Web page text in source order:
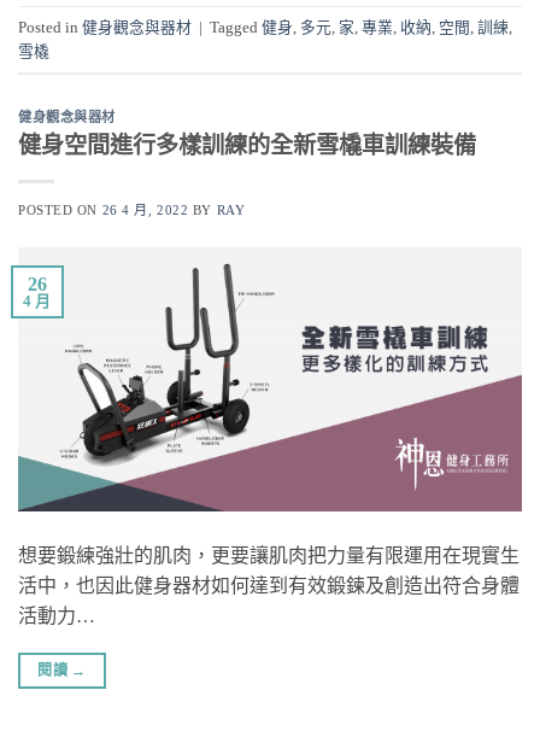
Posted in 健身觀念與器材 | Tagged 健身 多元 家 專業 收納 空間 訓練
雪橇
健身觀念與器材
健身空間進行多樣訓練的全新雪橇車訓練裝備
POSTED ON 26 4 月, 2022 BY RAY
26
4 月
想要鍛練強壯的肌肉，更要讓肌肉把力量有限運用在現實生
活中，也因此健身器材如何達到有效鍛鍊及創造出符合身體
活動力…
閱讀 →